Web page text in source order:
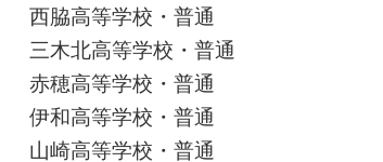
西脇高等学校・普通
三木北高等学校・普通
赤穂高等学校・普通
伊和高等学校・普通
山崎高等学校・普通